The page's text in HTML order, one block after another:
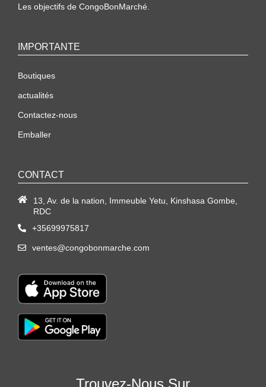
Les objectifs de CongoBonMarché.
IMPORTANTE
Boutiques
actualités
Contactez-nous
Emballer
CONTACT
13, Av. de la nation, Immeuble Yetu, Kinshasa Gombe,
RDC
+35699975817
ventes@congobonmarche.com
Trouvez-Nous Sur